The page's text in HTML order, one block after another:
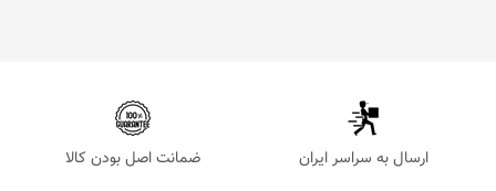
ارسال به سراسر ایران ضمانت اصل بودن کالا